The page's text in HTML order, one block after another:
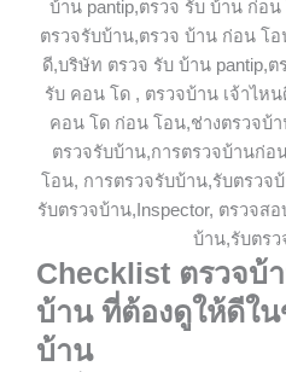
Checklist ตรวจบ้
บ้าน ที่ต้องดูให้ดีใ
บ้าน